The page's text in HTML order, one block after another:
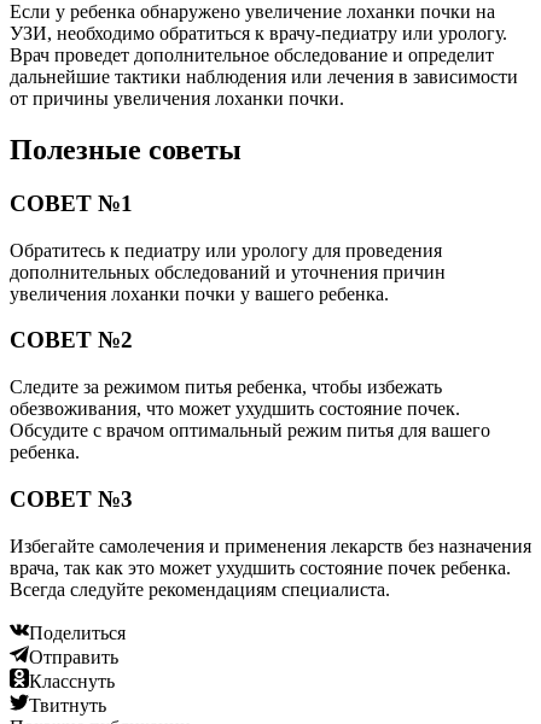
Если у ребенка обнаружено увеличение лоханки почки на
УЗИ, необходимо обратиться к врачу-педиатру или урологу.
Врач проведет дополнительное обследование и определит
дальнейшие тактики наблюдения или лечения в зависимости
от причины увеличения лоханки почки.
Полезные советы
СОВЕТ №1
Обратитесь к педиатру или урологу для проведения
дополнительных обследований и уточнения причин
увеличения лоханки почки у вашего ребенка.
СОВЕТ №2
Следите за режимом питья ребенка, чтобы избежать
обезвоживания, что может ухудшить состояние почек.
Обсудите с врачом оптимальный режим питья для вашего
ребенка.
СОВЕТ №3
Избегайте самолечения и применения лекарств без назначения
врача, так как это может ухудшить состояние почек ребенка.
Всегда следуйте рекомендациям специалиста.
Поделиться
Отправить
Класснуть
Твитнуть